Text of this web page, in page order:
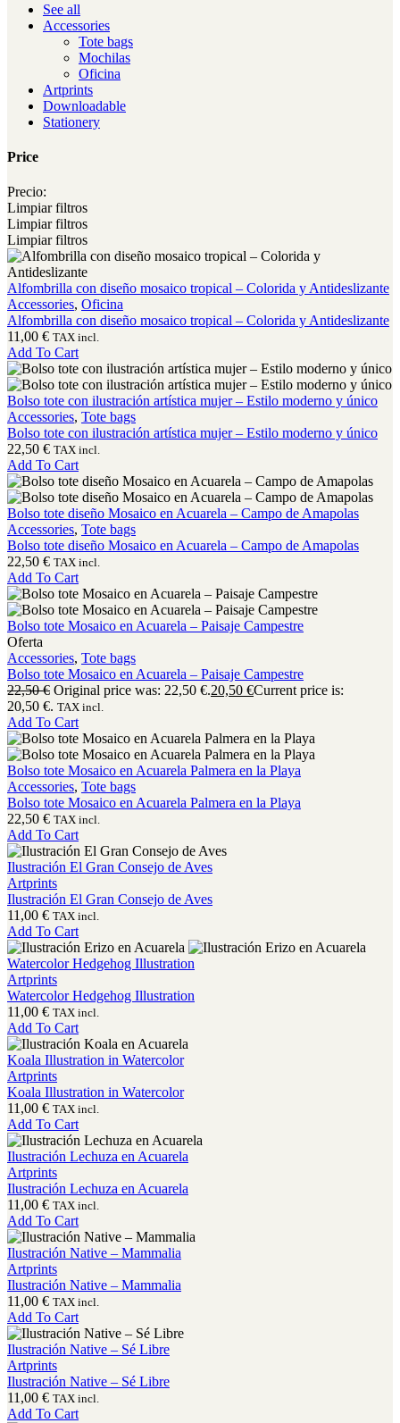
See all
Accessories
Tote bags
Mochilas
Oficina
Artprints
Downloadable
Stationery
Price
Precio:
Limpiar filtros
Limpiar filtros
Limpiar filtros
Alfombrilla con diseño mosaico tropical – Colorida y Antideslizante
Accessories, Oficina
Alfombrilla con diseño mosaico tropical – Colorida y Antideslizante
11,00 € TAX incl.
Add To Cart
Bolso tote con ilustración artística mujer – Estilo moderno y único
Accessories, Tote bags
Bolso tote con ilustración artística mujer – Estilo moderno y único
22,50 € TAX incl.
Add To Cart
Bolso tote diseño Mosaico en Acuarela – Campo de Amapolas
Accessories, Tote bags
Bolso tote diseño Mosaico en Acuarela – Campo de Amapolas
22,50 € TAX incl.
Add To Cart
Bolso tote Mosaico en Acuarela – Paisaje Campestre
Oferta
Accessories, Tote bags
Bolso tote Mosaico en Acuarela – Paisaje Campestre
22,50€ Original price was: 22,50 €.20,50 €Current price is:
20,50 €. TAX incl.
Add To Cart
Bolso tote Mosaico en Acuarela Palmera en la Playa
Accessories, Tote bags
Bolso tote Mosaico en Acuarela Palmera en la Playa
22,50 € TAX incl.
Add To Cart
Ilustración El Gran Consejo de Aves
Artprints
Ilustración El Gran Consejo de Aves
11,00 € TAX incl.
Add To Cart
Watercolor Hedgehog Illustration
Artprints
Watercolor Hedgehog Illustration
11,00 € TAX incl.
Add To Cart
Koala Illustration in Watercolor
Artprints
Koala Illustration in Watercolor
11,00 € TAX incl.
Add To Cart
Ilustración Lechuza en Acuarela
Artprints
Ilustración Lechuza en Acuarela
11,00 € TAX incl.
Add To Cart
Ilustración Native – Mammalia
Artprints
Ilustración Native – Mammalia
11,00 € TAX incl.
Add To Cart
Ilustración Native – Sé Libre
Artprints
Ilustración Native – Sé Libre
11,00 € TAX incl.
Add To Cart